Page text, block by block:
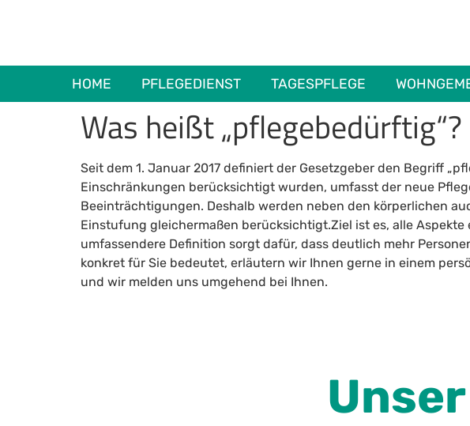
HOME PFLEGEDIENST TAGESPFLEGE
Was heißt „pflegebedürftig“?
Seit dem 1. Januar 2017 definiert der Gesetzgeber den Begriff
Einschränkungen berücksichtigt wurden, umfasst der neue
Beeinträchtigungen. Deshalb werden neben den körperlichen
Einstufung gleichermaßen berücksichtigt.Ziel ist es, alle
umfassendere Definition sorgt dafür, dass deutlich mehr
konkret für Sie bedeutet, erläutern wir Ihnen gerne in einem
und wir melden uns umgehend bei Ihnen.